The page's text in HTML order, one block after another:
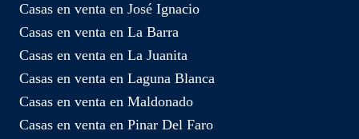
Casas en venta en José Ignacio
Casas en venta en La Barra
Casas en venta en La Juanita
Casas en venta en Laguna Blanca
Casas en venta en Maldonado
Casas en venta en Pinar Del Faro